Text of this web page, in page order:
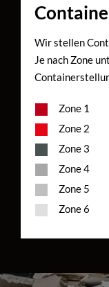
Wir stellen
Je nach Zone
Zone 1
Zone 2
Zone 3
Zone 4
Zone 5
Zone 6